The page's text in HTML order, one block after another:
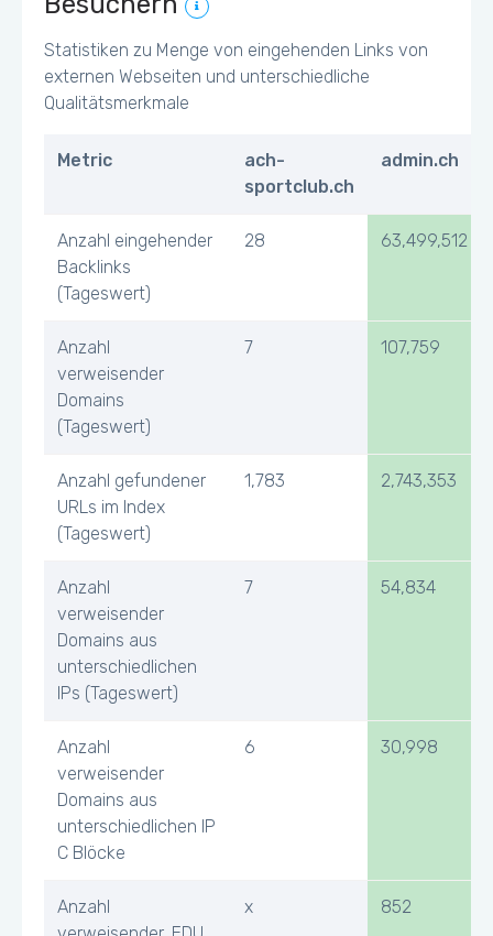
Statistiken zu Menge von eingehenden Links von
externen Webseiten und unterschiedliche
Qualitätsmerkmale
Metric
ach-
sportclub.ch
admin.ch
Anzahl eingehender
Backlinks
(Tageswert)
28 63,499,512
Anzahl
verweisender
Domains
(Tageswert)
7 107,759
Anzahl gefundener
URLs im Index
(Tageswert)
1,783 2,743,353
Anzahl
verweisender
Domains aus
unterschiedlichen
IPs (Tageswert)
7 54,834
Anzahl
verweisender
Domains aus
unterschiedlichen IP
C Blöcke
6 30,998
Anzahl
x 852